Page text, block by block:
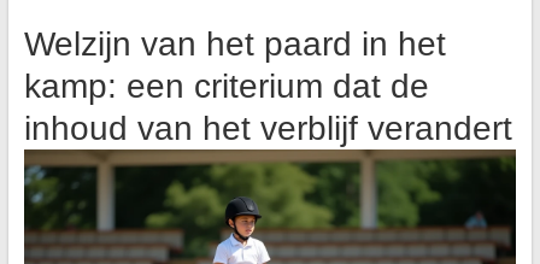
Welzijn van het paard in het
kamp: een criterium dat de
inhoud van het verblijf verandert